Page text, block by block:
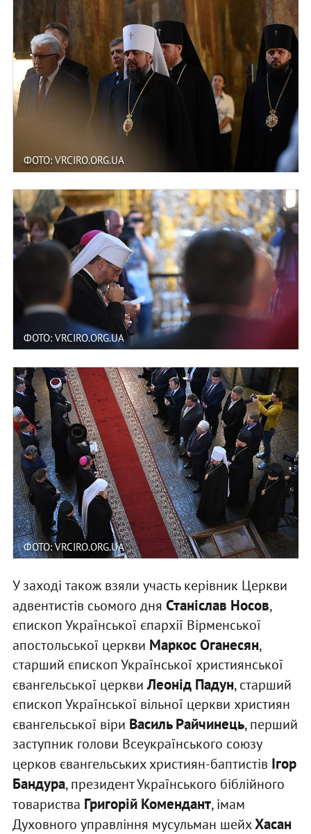
ФОТО: VRCIRO.ORG.UA
ФОТО: VRCIRO.ORG.UA
ФОТО: VRCIRO.ORG.UA
У заході також взяли участь керівник Церкви
адвентистів сьомого дня Станіслав Носов,
єпископ Української єпархії Вірменської
апостольської церкви Маркос Оганесян,
старший єпископ Української християнської
євангельської церквиЛеонід Падун, старший
єпископ Української вільної церкви християн
євангельської віри Василь Райчинець, перший
заступник голови Всеукраїнського союзу
церков євангельських християн-баптистів Ігор
Бандура, президент Українського біблійного
товариства Григорій Комендант, імам
Духовного управління мусульман шейхХасан